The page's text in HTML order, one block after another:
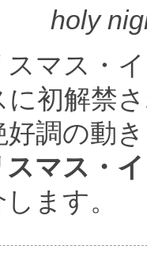
holy
マス・
に初解禁
好調の動
マス・
ます。